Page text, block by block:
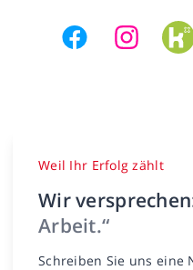
Weil Ihr Erfolg zählt
Wir
Arbeit.“
Schreiben Sie uns eine